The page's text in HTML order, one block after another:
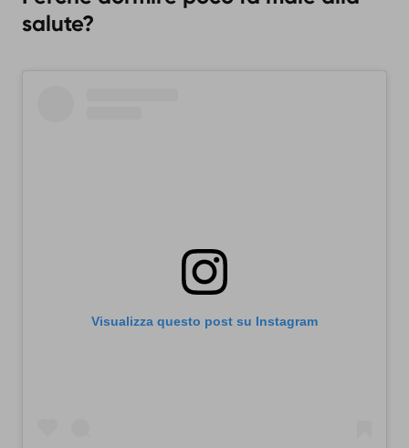
salute?
Visualizza questo post su Instagram